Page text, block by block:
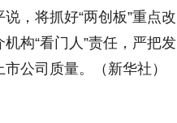
，将抓好“两创板”重点改
构“看门人”责任，严把发
公司质量。（新华社）